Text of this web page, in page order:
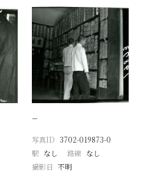
−
写真ID 3702-019873-0
駅 なし 路線 なし
撮影日 不明